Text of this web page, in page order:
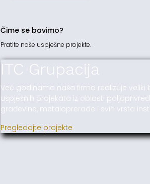
Čime se bavimo?
Pratite naše uspješne projekte.
ITC Grupacija
Već godinama naša firma realizuje veliki
uspješnih projekata iz oblasti
građevine, metaloprerade i svih vrsta
Pregledajte projekte